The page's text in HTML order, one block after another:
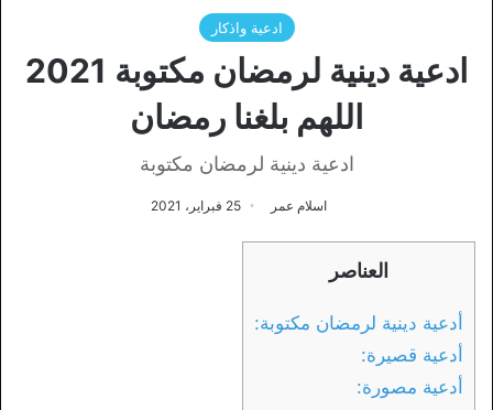
ادعية واذكار
ادعية دينية لرمضان مكتوبة 2021
اللهم بلغنا رمضان
ادعية دينية لرمضان مكتوبة
اسلام عمر 25 فبراير، 2021
العناصر
أدعية دينية لرمضان مكتوبة:
أدعية قصيرة:
أدعية مصورة: